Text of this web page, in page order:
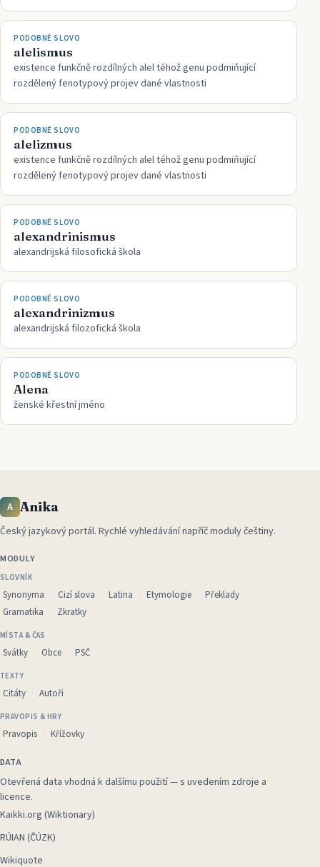
PODOBNÉ SLOVO
alelismus
existence funkčně rozdílných alel téhož genu podmiňující
rozdělený fenotypový projev dané vlastnosti
PODOBNÉ SLOVO
alelizmus
existence funkčně rozdílných alel téhož genu podmiňující
rozdělený fenotypový projev dané vlastnosti
PODOBNÉ SLOVO
alexandrinismus
alexandrijská filosofická škola
PODOBNÉ SLOVO
alexandrinizmus
alexandrijská filozofická škola
PODOBNÉ SLOVO
Alena
ženské křestní jméno
A Anika
Český jazykový portál. Rychlé vyhledávání napříč moduly češtiny.
MODULY
SLOVNÍK
Synonyma Cizí slova Latina Etymologie
Překlady
Gramatika
Zkratky
MÍSTA & ČAS
Svátky Obce PSČ
TEXTY
Citáty Autoři
PRAVOPIS & HRY
Pravopis Křížovky
DATA
Otevřená data vhodná k dalšímu použití — s uvedením zdroje a
licence.
Kaikki.org (Wiktionary)
RÚIAN (ČÚZK)
Wikiquote